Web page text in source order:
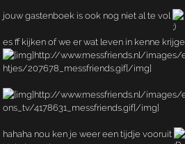
jouw gastenboek is ook nog niet al te vol
es ff kijken of we er wat leven in kenne krijge
hahaha nou ken je weer een tijdje vooruit